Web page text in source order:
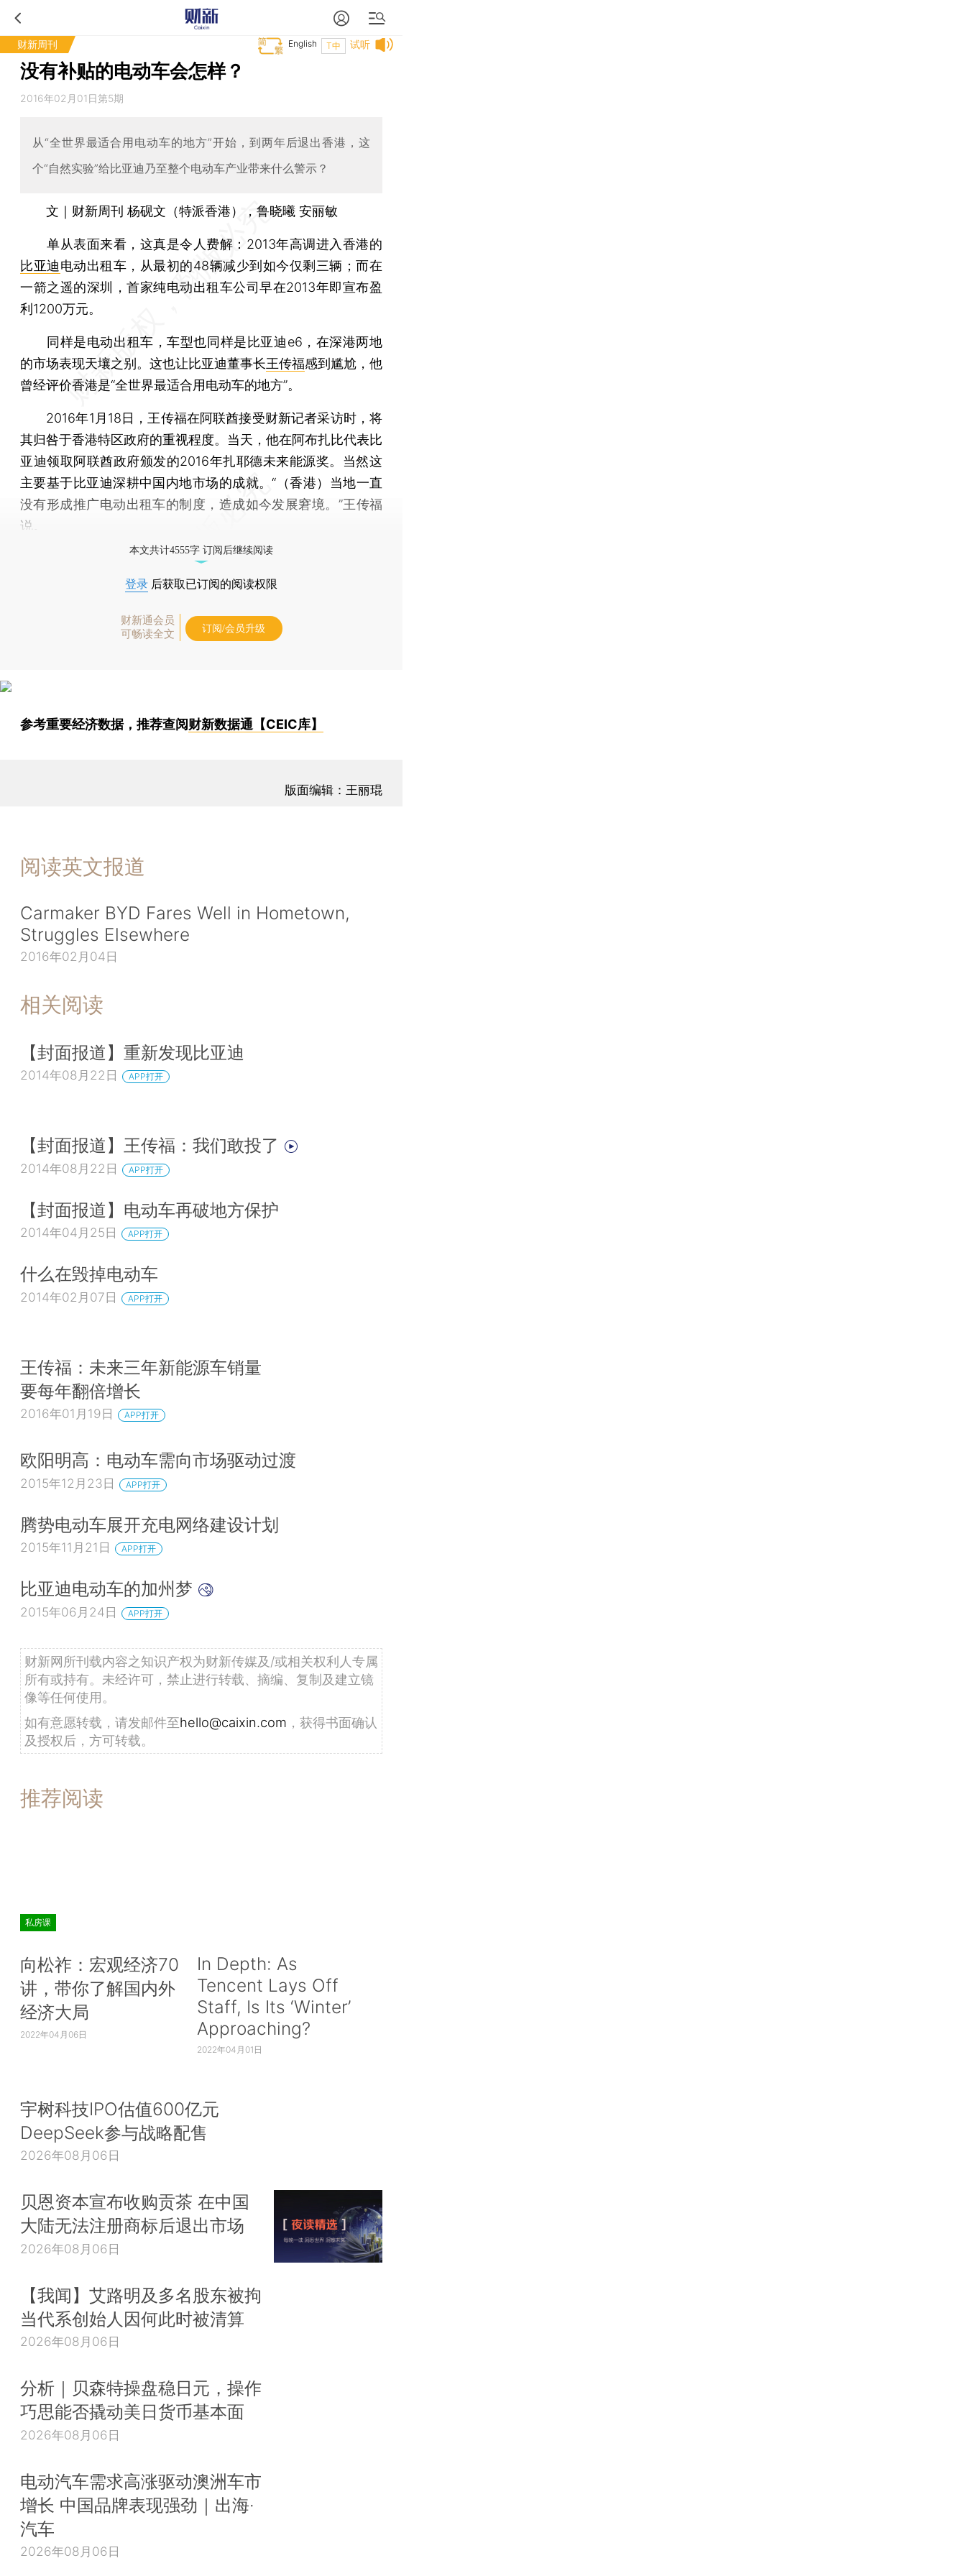
财新周刊 试听
T中
English
没有补贴的电动车会怎样？
2016年02月01日第5期
从“全世界最适合用电动车的地方”开始，到两年后退出香港，这
个“自然实验”给比亚迪乃至整个电动车产业带来什么警示？
文｜财新周刊 杨砚文（特派香港），鲁晓曦 安丽敏
单从表面来看，这真是令人费解：2013年高调进入香港的
比亚迪电动出租车，从最初的48辆减少到如今仅剩三辆；而在
一箭之遥的深圳，首家纯电动出租车公司早在2013年即宣布盈
利1200万元。
同样是电动出租车，车型也同样是比亚迪e6，在深港两地
的市场表现天壤之别。这也让比亚迪董事长王传福感到尴尬，他
曾经评价香港是“全世界最适合用电动车的地方”。
2016年1月18日，王传福在阿联酋接受财新记者采访时，将
其归咎于香港特区政府的重视程度。当天，他在阿布扎比代表比
亚迪领取阿联酋政府颁发的2016年扎耶德未来能源奖。当然这
主要基于比亚迪深耕中国内地市场的成就。“（香港）当地一直
没有形成推广电动出租车的制度，造成如今发展窘境。”王传福
说。
本文共计4555字 订阅后继续阅读
登录 后获取已订阅的阅读权限
财新通会员
可畅读全文
订阅/会员升级
参考重要经济数据，推荐查阅财新数据通【CEIC库】
版面编辑：王丽琨
阅读英文报道
Carmaker BYD Fares Well in Hometown,
Struggles Elsewhere
2016年02月04日
相关阅读
【封面报道】重新发现比亚迪
2014年08月22日 APP打开
【封面报道】王传福：我们敢投了
2014年08月22日 APP打开
【封面报道】电动车再破地方保护
2014年04月25日 APP打开
什么在毁掉电动车
2014年02月07日 APP打开
王传福：未来三年新能源车销量
要每年翻倍增长
2016年01月19日 APP打开
欧阳明高：电动车需向市场驱动过渡
2015年12月23日 APP打开
腾势电动车展开充电网络建设计划
2015年11月21日 APP打开
比亚迪电动车的加州梦
2015年06月24日 APP打开
财新网所刊载内容之知识产权为财新传媒及/或相关权利人专属
所有或持有。未经许可，禁止进行转载、摘编、复制及建立镜
像等任何使用。
如有意愿转载，请发邮件至hello@caixin.com ，获得书面确认
及授权后，方可转载。
推荐阅读
私房课
向松祚：宏观经济70
讲，带你了解国内外
经济大局
2022年04月06日
In Depth: As
Tencent Lays Off
Staff, Is Its ‘Winter’
Approaching?
2022年04月01日
宇树科技IPO估值600亿元
DeepSeek参与战略配售
2026年08月06日
贝恩资本宣布收购贡茶 在中国
大陆无法注册商标后退出市场
2026年08月06日
【我闻】艾路明及多名股东被拘
当代系创始人因何此时被清算
2026年08月06日
分析｜贝森特操盘稳日元，操作
巧思能否撬动美日货币基本面
2026年08月06日
电动汽车需求高涨驱动澳洲车市
增长 中国品牌表现强劲｜出海·
汽车
2026年08月06日